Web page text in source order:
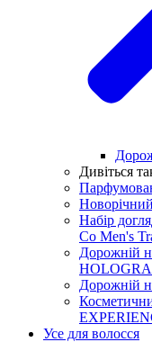
Дивіться
Набір
Co Men's
Дорожній
Дорожній
Усе для волосся